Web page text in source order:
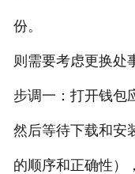
份。
则需要考虑更换处
步调一：打开钱包
然后等待下载和安
的顺序和正确性）